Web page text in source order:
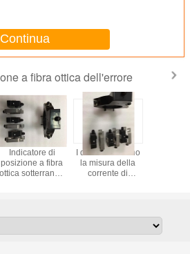
sotterraneo del cavo
elettrico
Continua
a fibra ottica dell'errore
Indicatore di
posizione a fibra
ottica sotterraneo
dell'errore da
LED
I dati trasmettono
la misura della
corrente di
dell'errore
fibra ottica
distanza